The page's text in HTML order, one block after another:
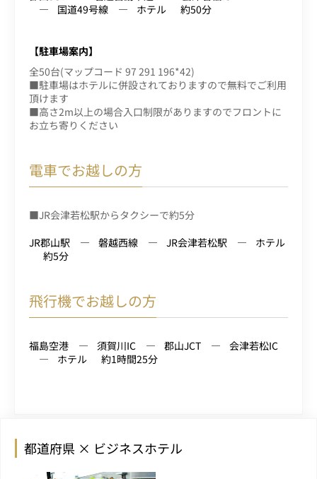
国道49号線
ホテル 約50分
【駐車場案内】
全50台(マップコード 97 291 196*42)
■駐車場はホテルに併設されておりますので無料でご利用
頂けます
■高さ2m以上の場合入口制限がありますのでフロントに
お立ち寄りください
電車でお越しの方
■JR会津若松駅からタクシーで約5分
JR郡山駅
磐越西線 JR会津若松駅
ホテル
約5分
飛行機でお越しの方
福島空港 須賀川IC 郡山JCT
会津若松IC
ホテル
約1時間25分
都道府県 × ビジネスホテル